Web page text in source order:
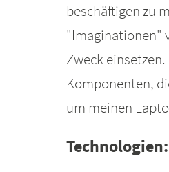
beschäftigen zu
"Imaginationen"
Zweck
Komponenten,
um meinen